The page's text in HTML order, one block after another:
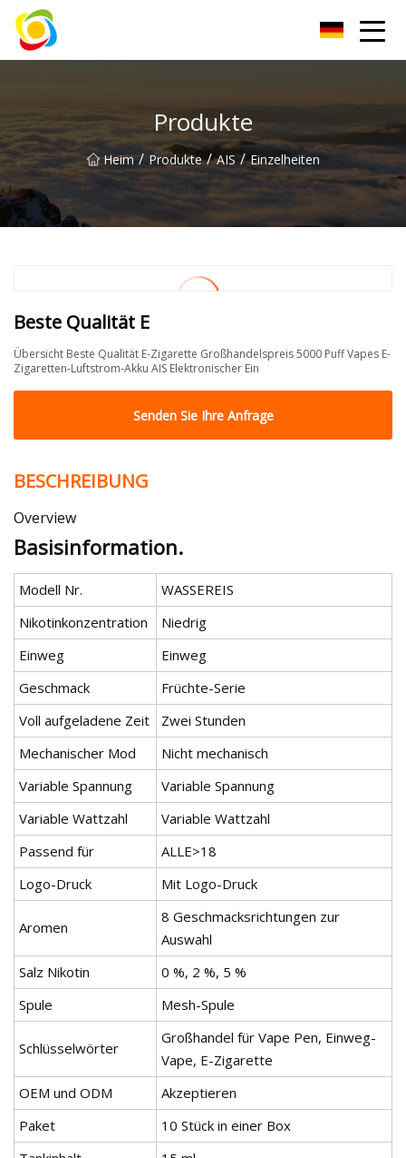
Produkte
Heim / Produkte / AIS / Einzelheiten
Beste Qualität E
Übersicht Beste Qualität E-Zigarette Großhandelspreis 5000 Puff Vapes E-
Zigaretten-Luftstrom-Akku AIS Elektronischer Ein
Senden Sie Ihre Anfrage
BESCHREIBUNG
Overview
Basisinformation.
Modell Nr.
WASSEREIS
Nikotinkonzentration
Niedrig
Einweg
Einweg
Geschmack
Früchte-Serie
Voll aufgeladene Zeit
Zwei Stunden
Mechanischer Mod
Nicht mechanisch
Variable Spannung
Variable Spannung
Variable Wattzahl
Variable Wattzahl
Passend für
ALLE>18
Logo-Druck
Mit Logo-Druck
Aromen
8 Geschmacksrichtungen zur
Auswahl
Salz Nikotin
0 %, 2 %, 5 %
Spule
Mesh-Spule
Schlüsselwörter
Großhandel für Vape Pen, Einweg-
Vape, E-Zigarette
OEM und ODM
Akzeptieren
Paket
10 Stück in einer Box